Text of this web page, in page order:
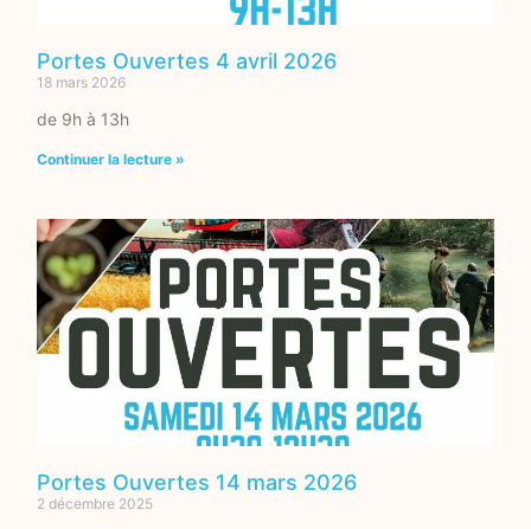
Portes Ouvertes 4 avril 2026
18 mars 2026
de 9h à 13h
Continuer la lecture »
Portes Ouvertes 14 mars 2026
2 décembre 2025